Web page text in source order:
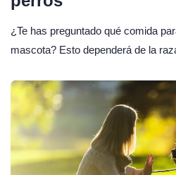
¿Te has preguntado qué comida
mascota? Esto dependerá de la